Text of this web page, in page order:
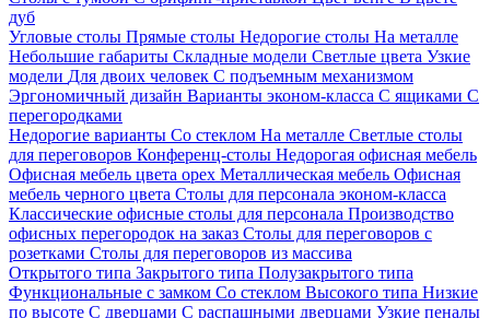
дуб
Угловые столы Прямые столы Недорогие столы На металле
Небольшие габариты Складные модели Светлые цвета Узкие
модели Для двоих человек С подъемным механизмом
Эргономичный дизайн Варианты эконом-класса С ящиками С
перегородками
Недорогие варианты Со стеклом На металле Светлые столы
для переговоров Конференц-столы Недорогая офисная мебель
Офисная мебель цвета орех Металлическая мебель Офисная
мебель черного цвета Столы для персонала эконом-класса
Классические офисные столы для персонала Производство
офисных перегородок на заказ Столы для переговоров с
розетками Столы для переговоров из массива
Открытого типа Закрытого типа Полузакрытого типа
Функциональные с замком Со стеклом Высокого типа Низкие
по высоте С дверцами С распашными дверцами Узкие пеналы